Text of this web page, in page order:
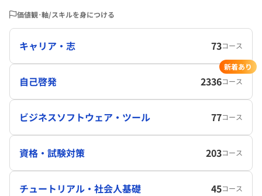
価値観･軸/スキルを身につける
キャリア・志 73コース
自己啓発 2336コース
新着あり
ビジネスソフトウェア・ツール 77コース
資格・試験対策 203コース
チュートリアル・社会人基礎 45コース